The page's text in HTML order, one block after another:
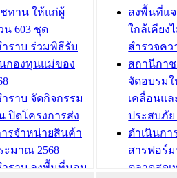
ราบ ร่วมการ
นานาชาติและ
รรมท้องถิ่น 2568
จัยดีเด่นจาก
ะเบียนภาษีป้าย
าณิชย์ บริเวณ
ประทุมเทพภักดี
เทศบาล
รับฟังคว
ผังเมือง
วารินชำ
เทศบาล
ซักซ้อมแ
ประโยช
บทความ อื่นๆ ...
ทาน ให้แก่ผู้
603 ชุด
ำราบ ร่วมพิธีรับ
กองทุนแม่ของ
ราบ จัดกิจกรรม
ปิดโครงการส่ง
รจำหน่ายสินค้า
ะมาณ 2568
ำราบ ลงพื้นที่มอบ
ลงพื้นที่แ
ใกล้เคียง
สำรวจค
สถานีกา
จัดอบรม
เคลื่อนแ
ประสบภั
ดำเนินกา
สารฟอร์
ตลาดสดเ